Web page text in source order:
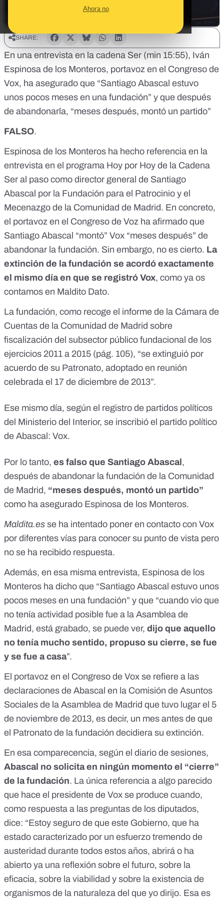
Ahora no
SHARE:
En una entrevista en la cadena Ser (min 15:55), Iván
Espinosa de los Monteros, portavoz en el Congreso de
Vox, ha asegurado que “Santiago Abascal estuvo
unos pocos meses en una fundación” y que después
de abandonarla, “meses después, montó un partido”
FALSO.
Espinosa de los Monteros ha hecho referencia en la
entrevista en el programa Hoy por Hoy de la Cadena
Ser al paso como director general de Santiago
Abascal por la Fundación para el Patrocinio y el
Mecenazgo de la Comunidad de Madrid. En concreto,
el portavoz en el Congreso de Voz ha afirmado que
Santiago Abascal “montó” Vox “meses después” de
abandonar la fundación. Sin embargo, no es cierto. La
extinción de la fundación se acordó exactamente
el mismo día en que se registró Vox, como ya os
contamos en Maldito Dato.
La fundación, como recoge el informe de la Cámara de
Cuentas de la Comunidad de Madrid sobre
fiscalización del subsector público fundacional de los
ejercicios 2011 a 2015 (pág. 105), “se extinguió por
acuerdo de su Patronato, adoptado en reunión
celebrada el 17 de diciembre de 2013”.
Ese mismo día, según el registro de partidos políticos
del Ministerio del Interior, se inscribió el partido político
de Abascal: Vox.
Por lo tanto, es falso que Santiago Abascal ,
después de abandonar la fundación de la Comunidad
de Madrid, “meses después, montó un partido”
como ha asegurado Espinosa de los Monteros.
Maldita.es se ha intentado poner en contacto con Vox
por diferentes vías para conocer su punto de vista pero
no se ha recibido respuesta.
Además, en esa misma entrevista, Espinosa de los
Monteros ha dicho que “Santiago Abascal estuvo unos
pocos meses en una fundación” y que “cuando vio que
no tenía actividad posible fue a la Asamblea de
Madrid, está grabado, se puede ver, dijo que aquello
no tenía mucho sentido, propuso su cierre, se fue
y se fue a casa”.
El portavoz en el Congreso de Vox se refiere a las
declaraciones de Abascal en la Comisión de Asuntos
Sociales de la Asamblea de Madrid que tuvo lugar el 5
de noviembre de 2013, es decir, un mes antes de que
el Patronato de la fundación decidiera su extinción.
En esa comparecencia, según el diario de sesiones,
Abascal no solicita en ningún momento el “cierre”
de la fundación. La única referencia a algo parecido
que hace el presidente de Vox se produce cuando,
como respuesta a las preguntas de los diputados,
dice: “Estoy seguro de que este Gobierno, que ha
estado caracterizado por un esfuerzo tremendo de
austeridad durante todos estos años, abrirá o ha
abierto ya una reflexión sobre el futuro, sobre la
eficacia, sobre la viabilidad y sobre la existencia de
organismos de la naturaleza del que yo dirijo. Esa es